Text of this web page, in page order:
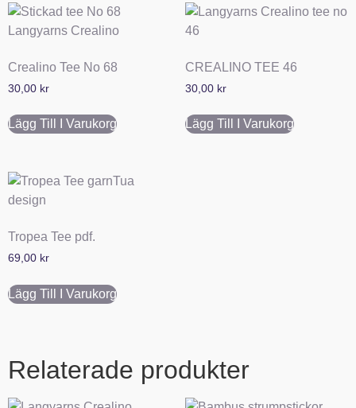
Crealino Tee No 68
30,00 kr
Lägg Till I Varukorg
CREALINO TEE 46
30,00 kr
Lägg Till I Varukorg
Tropea Tee pdf.
69,00 kr
Lägg Till I Varukorg
Relaterade produkter